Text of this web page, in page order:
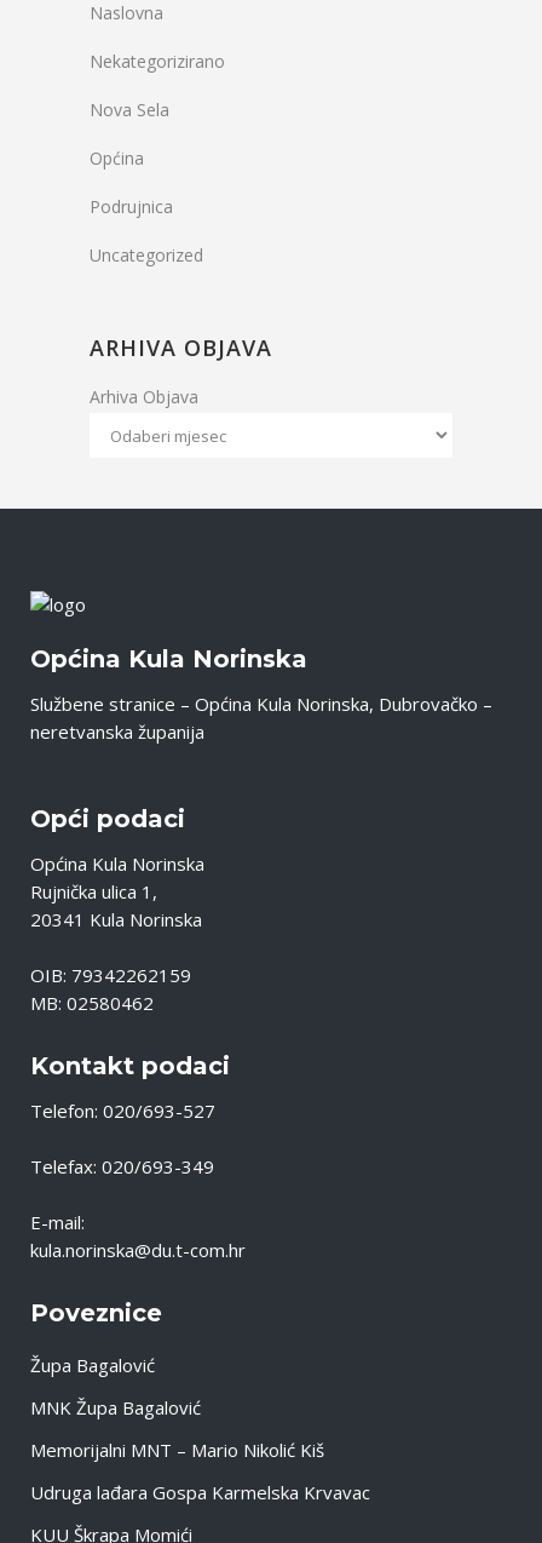
Naslovna
Nekategorizirano
Nova Sela
Općina
Podrujnica
Uncategorized
ARHIVA OBJAVA
Arhiva Objava
Općina Kula Norinska
Službene stranice – Općina Kula Norinska, Dubrovačko –
neretvanska županija
Opći podaci
Općina Kula Norinska
Rujnička ulica 1,
20341 Kula Norinska
OIB: 79342262159
MB: 02580462
Kontakt podaci
Telefon: 020/693-527
Telefax: 020/693-349
E-mail:
kula.norinska@du.t-com.hr
Poveznice
Župa Bagalović
MNK Župa Bagalović
Memorijalni MNT – Mario Nikolić Kiš
Udruga lađara Gospa Karmelska Krvavac
KUU Škrapa Momići